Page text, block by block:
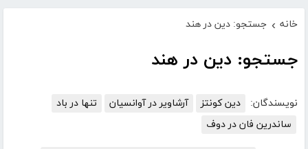
خانه › جستجو: دین در هند
جستجو: دین در هند
نویسندگان: دین کونتز آرشاویر در آوانسیان
تنها در باد
ساندرین فان در دوف